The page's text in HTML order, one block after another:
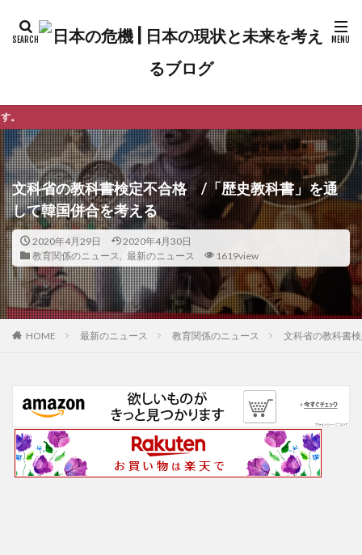
文科省の教科書検定不合格 /「歴史教科書」を通
して韓国併合を考える
2020年4月29日
2020年4月30日
教育関係のニュース
最新のニュース 1619view
HOME 最新のニュース 教育関係のニュース 文科省の教科書